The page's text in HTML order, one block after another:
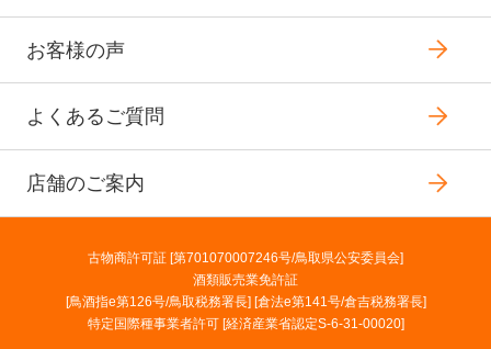
お客様の声
よくあるご質問
店舗のご案内
古物商許可証 [第701070007246号/鳥取県公安委員会]
酒類販売業免許証
[鳥酒指e第126号/鳥取税務署長] [倉法e第141号/倉吉税務署長]
特定国際種事業者許可 [経済産業省認定S-6-31-00020]